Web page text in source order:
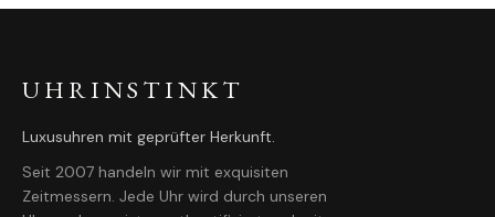
UHRINSTINKT
Luxusuhren mit geprüfter Herkunft.
Seit 2007 handeln wir mit exquisiten
Zeitmessern. Jede Uhr wird durch unseren